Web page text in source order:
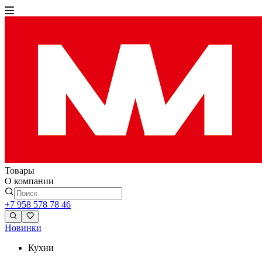
Товары
О компании
+7 958 578 78 46
Новинки
Кухни